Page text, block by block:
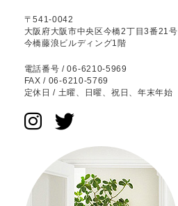
〒541-0042
大阪府大阪市中央区今橋2丁目3番21号
今橋藤浪ビルディング1階
電話番号 / 06-6210-5969
FAX / 06-6210-5769
定休日 / 土曜、日曜、祝日、年末年始